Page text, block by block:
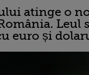
atinge o
Leul
euro și